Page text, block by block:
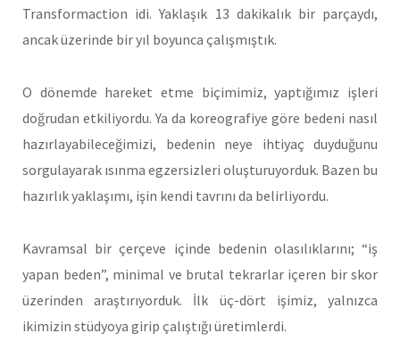
Transformaction idi. Yaklaşık 13 dakikalık bir parçaydı,
ancak üzerinde bir yıl boyunca çalışmıştık.
O dönemde hareket etme biçimimiz, yaptığımız işleri
doğrudan etkiliyordu. Ya da koreografiye göre bedeni nasıl
hazırlayabileceğimizi, bedenin neye ihtiyaç duyduğunu
sorgulayarak ısınma egzersizleri oluşturuyorduk. Bazen bu
hazırlık yaklaşımı, işin kendi tavrını da belirliyordu.
Kavramsal bir çerçeve içinde bedenin olasılıklarını; “iş
yapan beden”, minimal ve brutal tekrarlar içeren bir skor
üzerinden araştırıyorduk. İlk üç-dört işimiz, yalnızca
ikimizin stüdyoya girip çalıştığı üretimlerdi.